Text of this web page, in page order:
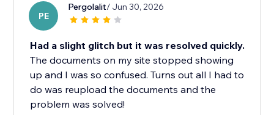
PE
Pergolalit/ Jun 30, 2026
Had a slight glitch but it was resolved quickly.
The documents on my site stopped showing
up and I was so confused. Turns out all I had to
do was reupload the documents and the
problem was solved!